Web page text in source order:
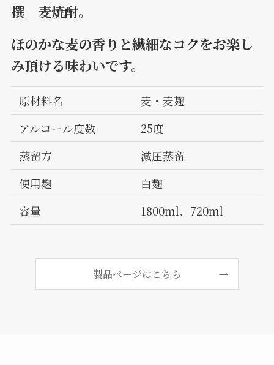
撰」麦焼酎。
ほのかな麦の香りと繊細なコクをお楽し
み頂ける味わいです。
原材料名
麦・麦麹
アルコール度数
25度
蒸留方
減圧蒸留
使用麹
白麹
容量
1800ml、720ml
製品ページはこちら